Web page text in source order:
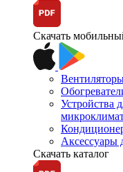
Скачать
Устройства
Аксессуары
Скачать каталог